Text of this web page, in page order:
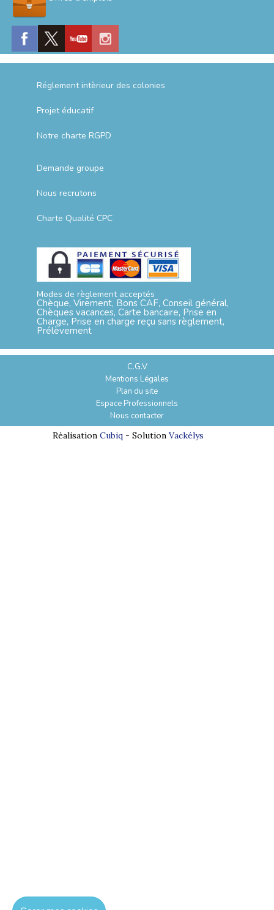
Réglement intèrieur des colonies
Projet éducatif
Notre charte RGPD
Demande groupe
Nous recrutons
Charte Qualité CPC
Modes de règlement acceptés
Chèque, Virement, Bons CAF, Conseil général,
Chèques vacances, Carte bancaire, Prise en
Charge, Prise en charge reçu sans règlement,
Prélèvement
C.G.V
Mentions Légales
Plan du site
Espace Professionnels
Nous contacter
Réalisation Cubiq- Solution Vackélys